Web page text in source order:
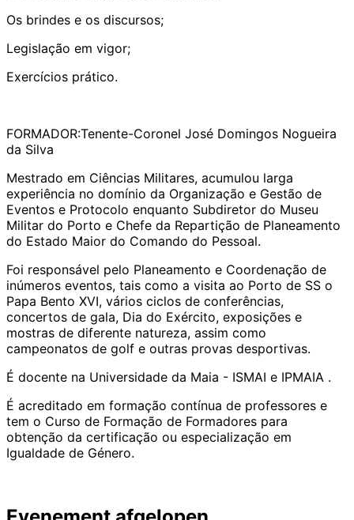
Os brindes e os discursos;
Legislação em vigor;
Exercícios prático.​
​FORMADOR:Tenente-Coronel José Domingos Nogueira
da Silva
Mestrado em Ciências Militares, acumulou larga
experiência no domínio da Organização e Gestão de
Eventos e Protocolo enquanto Subdiretor do Museu
Militar do Porto e Chefe da Repartição de Planeamento
do Estado Maior do Comando do Pessoal.
Foi responsável pelo Planeamento e Coordenação de
inúmeros eventos, tais como a visita ao Porto de SS o
Papa Bento XVI, vários ciclos de conferências,
concertos de gala, Dia do Exército, exposições e
mostras de diferente natureza, assim como
campeonatos de golf e outras provas desportivas.
É docente na Universidade da Maia - ISMAI e IPMAIA .
É acreditado em formação contínua de professores e
tem o Curso de Formação de Formadores para
obtenção da certificação ou especialização em
Igualdade de Género.